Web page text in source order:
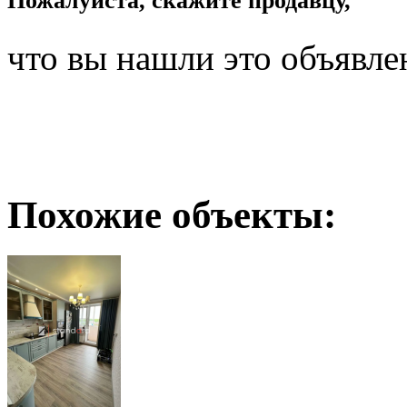
что вы нашли это
Похожие объекты: